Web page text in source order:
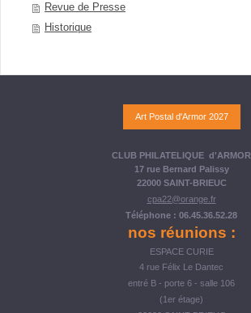
Revue de Presse
Historique
Art Postal d'Armor 2027
CLUB PHILATELIQUE d'ARMOR
17 rue Bernard Palissy
22000 SAINT-BRIEUC
cpa22@orange.fr
Téléphone : 06.45.36.52.28
nos réunions :
ESPACE CURIE
4 rue Félix Le Dantec
entré B - porte 6 - salle 106
(1er étage)